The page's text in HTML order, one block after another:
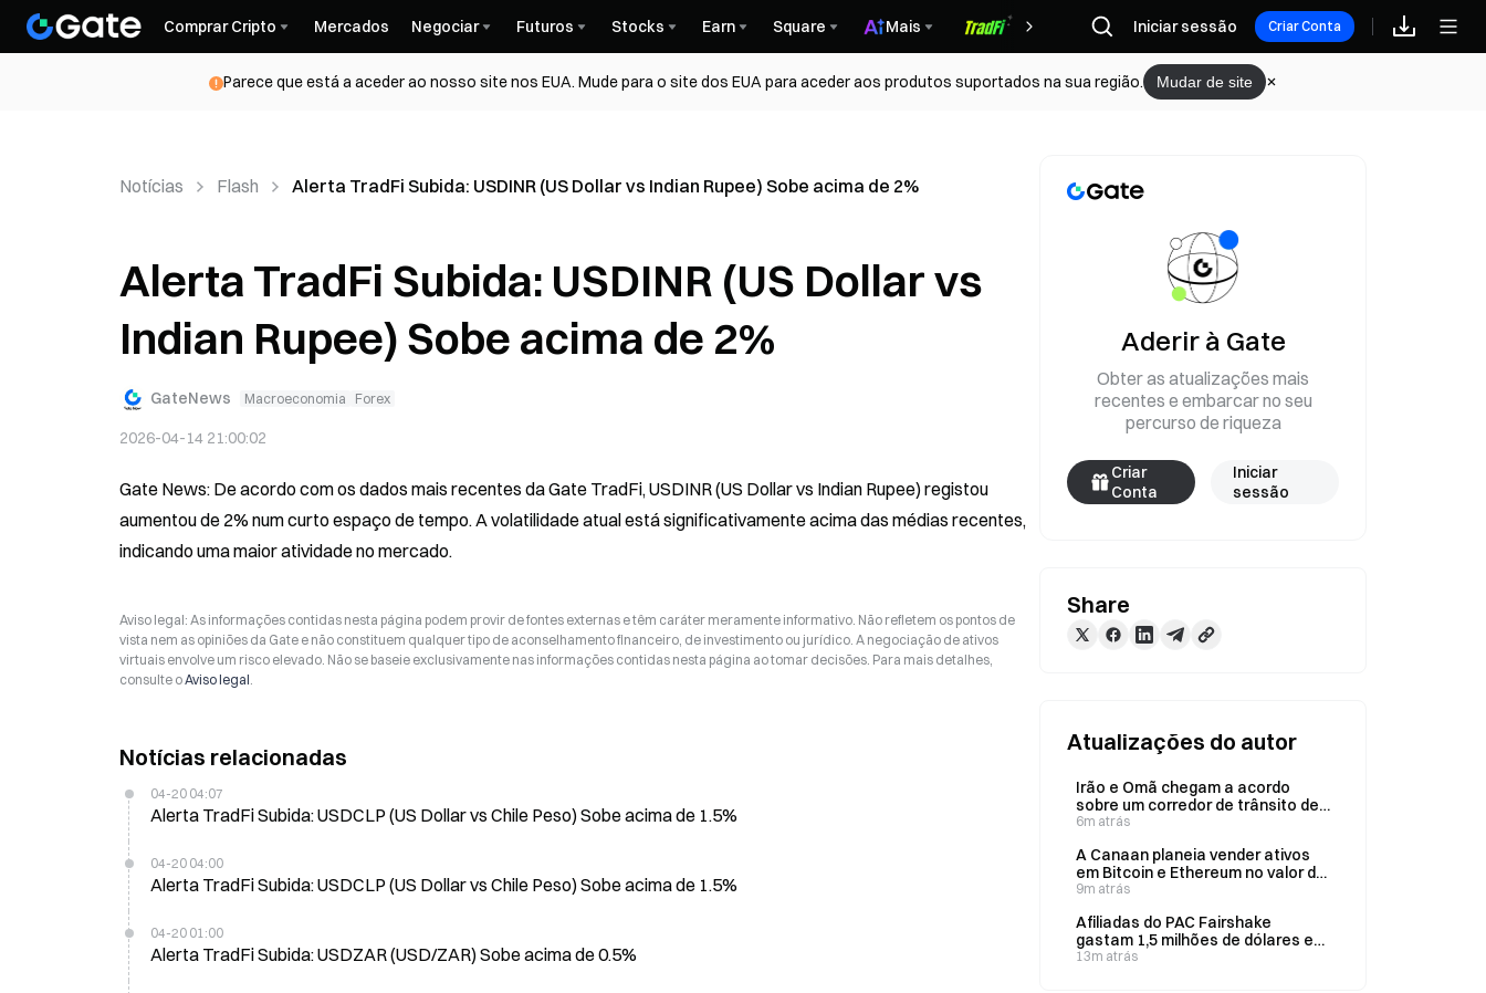
Comprar Cripto Mercados Negociar Futuros Stocks Earn Square Mais Recompensas
Iniciar sessão Criar Conta
Parece que está a aceder ao nosso site nos EUA. Mude para o site dos EUA para aceder aos produtos suportados na sua região. Mudar de site
Notícias Flash Alerta TradFi Subida: USDINR (US Dollar vs Indian Rupee) Sobe acima de 2%
Alerta TradFi Subida: USDINR (US Dollar vs
Indian Rupee) Sobe acima de 2%
GateNews Macroeconomia Forex
2026-04-14 21:00:02
Gate News: De acordo com os dados mais recentes da Gate TradFi, USDINR (US Dollar vs Indian Rupee) registou
aumentou de 2% num curto espaço de tempo. A volatilidade atual está significativamente acima das médias recentes,
indicando uma maior atividade no mercado.
Aviso legal: As informações contidas nesta página podem provir de fontes externas e têm caráter meramente informativo. Não refletem os pontos de
vista nem as opiniões da Gate e não constituem qualquer tipo de aconselhamento financeiro, de investimento ou jurídico. A negociação de ativos
virtuais envolve um risco elevado. Não se baseie exclusivamente nas informações contidas nesta página ao tomar decisões. Para mais detalhes,
consulte oAviso legal.
Notícias relacionadas
04-20 04:07
Alerta TradFi Subida: USDCLP (US Dollar vs Chile Peso) Sobe acima de 1.5%
04-20 04:00
Alerta TradFi Subida: USDCLP (US Dollar vs Chile Peso) Sobe acima de 1.5%
04-20 01:00
Alerta TradFi Subida: USDZAR (USD/ZAR) Sobe acima de 0.5%
Aderir à Gate
Obter as atualizações mais
recentes e embarcar no seu
percurso de riqueza
Criar
Conta
Iniciar
sessão
Share
Atualizações do autor
Irão e Omã chegam a acordo
sobre um corredor de trânsito de
60 dias no Estreito de Ormuz;
dias
6m atrás
A Canaan planeia vender ativos
em Bitcoin e Ethereum no valor de
$130M para financiar uma
$30M
9m atrás
Afiliadas do PAC Fairshake
gastam 1,5 milhões de dólares em
3 eleições estaduais nos EUA
13m atrás